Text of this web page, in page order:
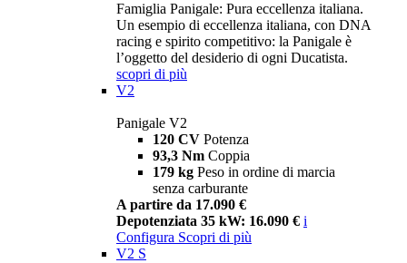
Famiglia Panigale: Pura eccellenza italiana.
Un esempio di eccellenza italiana, con DNA
racing e spirito competitivo: la Panigale è
l’oggetto del desiderio di ogni Ducatista.
scopri di più
V2
Panigale V2
120 CV Potenza
93,3 Nm Coppia
179 kg Peso in ordine di marcia
senza carburante
A partire da 17.090 €
Depotenziata 35 kW: 16.090 € i
Configura Scopri di più
V2 S